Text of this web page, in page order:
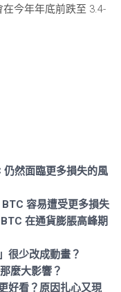
今年年底前跌至 3.4-
然面臨更多損失的風
容易遭受更多損失
在通貨膨脹高峰期
很少改成動畫？
麼大影響？
好看？原因扎心又現